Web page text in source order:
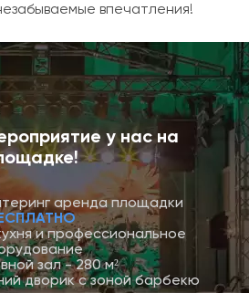
впечатления!
у нас на
аренда площадки
и профессиональное
зал - 280 м²
дворик с зоной барбекю